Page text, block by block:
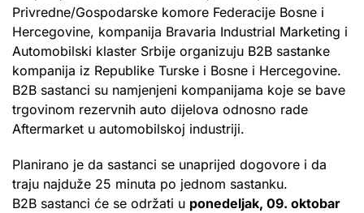
Privredne/Gospodarske komore Federacije Bosne i
Hercegovine, kompanija Bravaria Industrial Marketing i
Automobilski klaster Srbije organizuju B2B sastanke
kompanija iz Republike Turske i Bosne i Hercegovine.
B2B sastanci su namjenjeni kompanijama koje se bave
trgovinom rezervnih auto dijelova odnosno rade
Aftermarket u automobilskoj industriji.
Planirano je da sastanci se unaprijed dogovore i da
traju najduže 25 minuta po jednom sastanku.
B2B sastanci će se održati u ponedeljak, 09. oktobar